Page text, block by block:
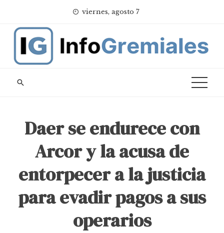
content
viernes, agosto 7
Daer se endurece con
Arcor y la acusa de
entorpecer a la justicia
para evadir pagos a sus
operarios